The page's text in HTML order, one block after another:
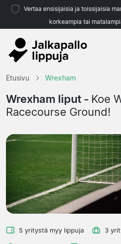
Vertaa ensisijaisia ja toissijaisia
korkeampia tai
Liigat
Etusivu Wrexham
Wrexham liput - Koe
Racecourse Ground!
5 yritystä myy lippuja 3